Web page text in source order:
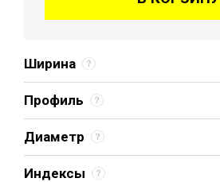
Ширина
Профиль
Диаметр
Индексы